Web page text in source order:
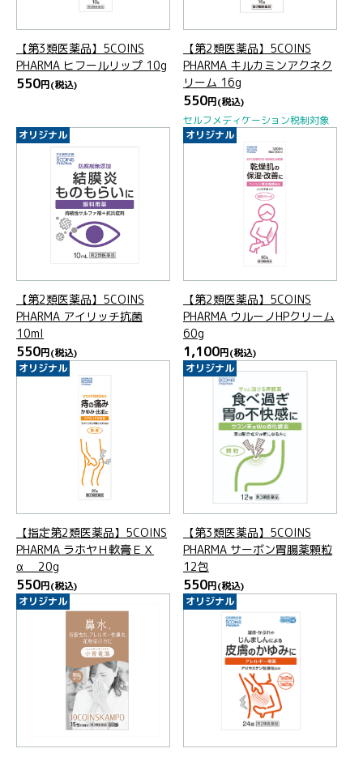
【第3類医薬品】5COINS
PHARMA ヒフールリップ 10g
550円(税込)
【第2類医薬品】5COINS
PHARMA キルカミンアクネク
リーム 16g
550円(税込)
セルフメディケーション税制対象
オリジナル
【第2類医薬品】5COINS
PHARMA アイリッチ抗菌
10ml
550円(税込)
オリジナル
【第2類医薬品】5COINS
PHARMA ウルーノHPクリーム
60g
1,100円(税込)
オリジナル
【指定第2類医薬品】5COINS
PHARMA ラホヤＨ軟膏ＥＸ
α 20g
550円(税込)
オリジナル
【第3類医薬品】5COINS
PHARMA サーボン胃腸薬顆粒
12包
550円(税込)
オリジナル オリジナル